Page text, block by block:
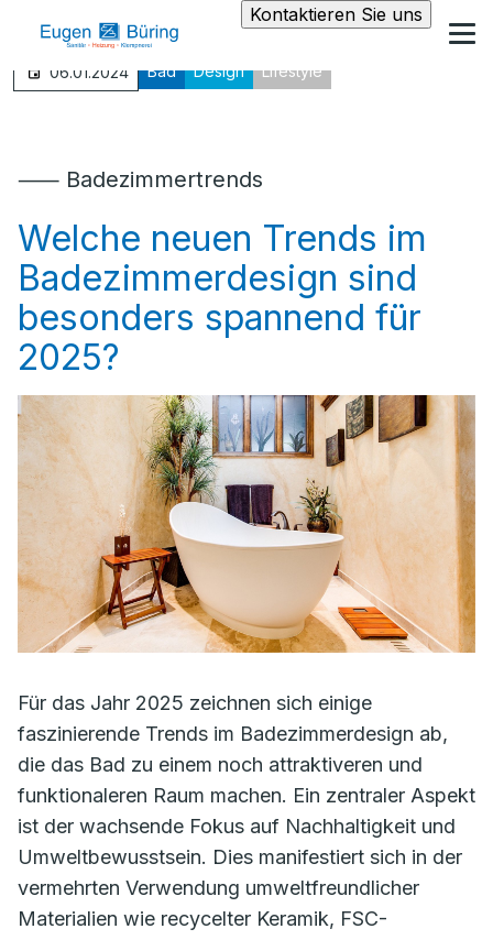
Kontaktieren Sie uns
06.01.2024 Bad Design Lifestyle
⸺ Badezimmertrends
Welche neuen Trends im
Badezimmerdesign sind
besonders spannend für
2025?
Für das Jahr 2025 zeichnen sich einige
faszinierende Trends im Badezimmerdesign ab,
die das Bad zu einem noch attraktiveren und
funktionaleren Raum machen. Ein zentraler Aspekt
ist der wachsende Fokus auf Nachhaltigkeit und
Umweltbewusstsein. Dies manifestiert sich in der
vermehrten Verwendung umweltfreundlicher
Materialien wie recycelter Keramik, FSC-